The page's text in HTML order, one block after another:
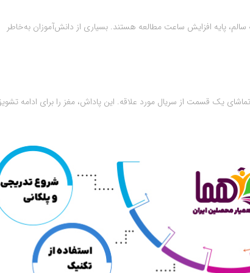
تمرکز کند. خواب کافی (۸ ساعت) و تغذیه سالم، پایه افزایش ساعت مطالعه هستند. بسیاری از دانش‌آموزان به‌خاطر
یک قسمت از سریال مورد علاقه. این پاداش، مغز را برای ادامه